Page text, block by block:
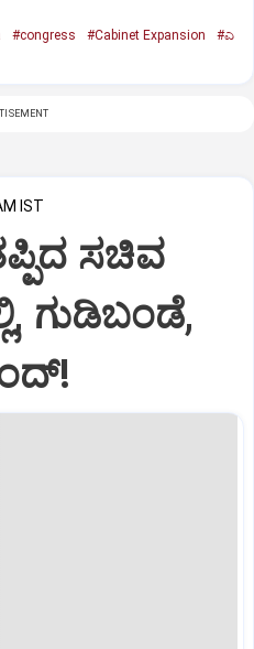
#congress #Cabinet Expansion
#ಎ
IST
ಸಚಿವ
ಗುಡಿಬಂಡೆ,